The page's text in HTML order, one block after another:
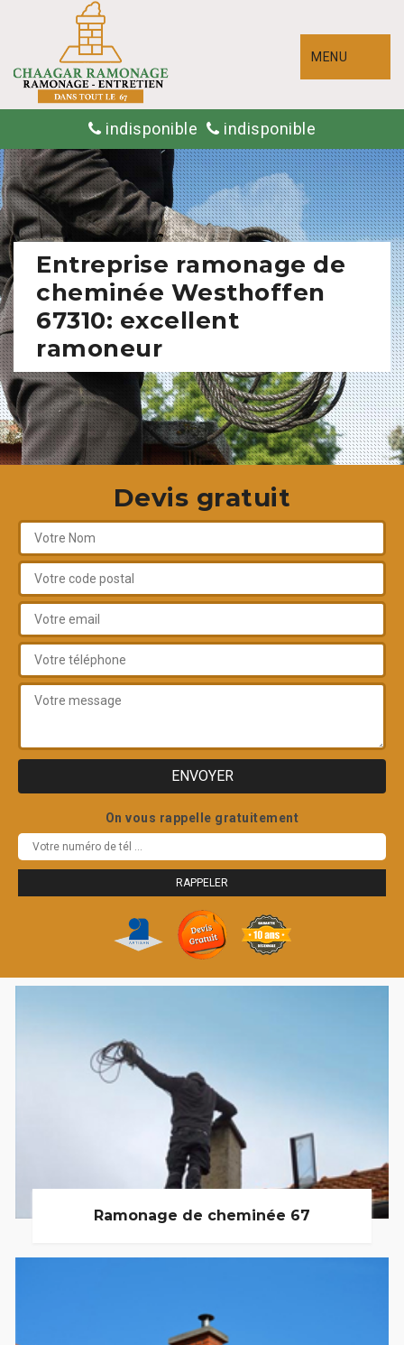
MENU
indisponible indisponible
Entreprise ramonage de
cheminée Westhoffen
67310: excellent
ramoneur
Devis gratuit
On vous rappelle gratuitement
Ramonage de cheminée 67